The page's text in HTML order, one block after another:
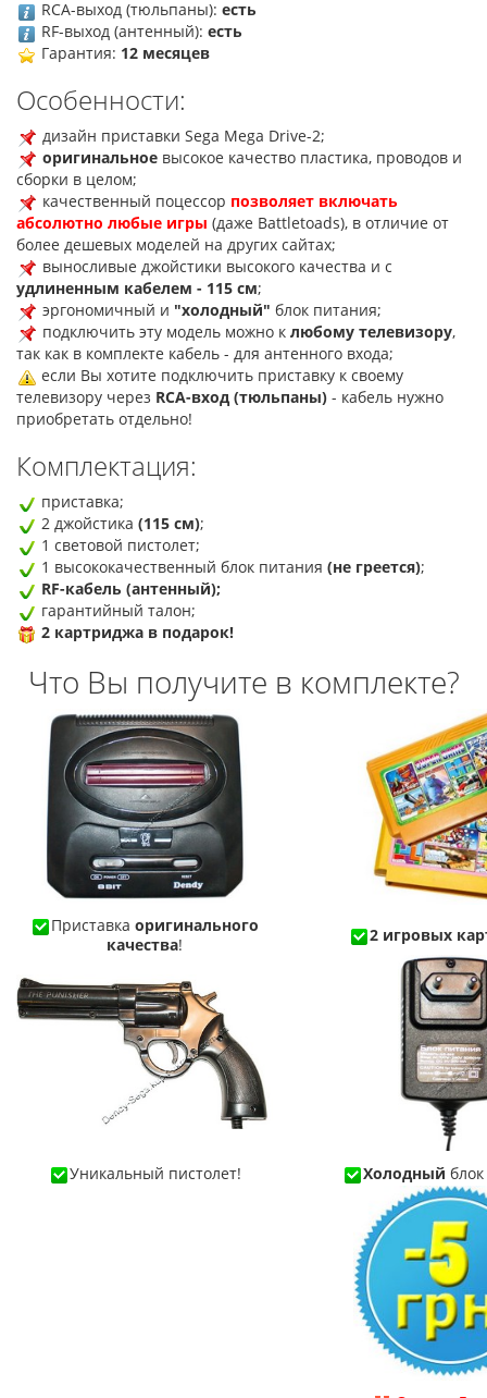
RCA-выход (тюльпаны): есть
RF-выход (антенный): есть
Гарантия: 12 месяцев
Особенности:
дизайн приставки Sega Mega Drive-2;
оригинальное высокое качество пластика, проводов и
сборки в целом;
качественный поцессор позволяет включать
абсолютно любые игры (даже Battletoads), в отличие от
более дешевых моделей на других сайтах;
выносливые джойстики высокого качества и с
удлиненным кабелем - 115 см;
эргономичный и "холодный" блок питания;
подключить эту модель можно к любому телевизору,
так как в комплекте кабель - для антенного входа;
если Вы хотите подключить приставку к своему
телевизору через RCA-вход (тюльпаны) - кабель нужно
приобретать отдельно!
Комплектация:
приставка;
2 джойстика (115 см);
1 световой пистолет;
1 высококачественный блок питания (не греется);
RF-кабель (антенный);
гарантийный талон;
2 картриджа в подарок!
Что Вы получите в комплекте?
Приставка оригинального
качества! 2 игровых
Уникальный пистолет! Холодный